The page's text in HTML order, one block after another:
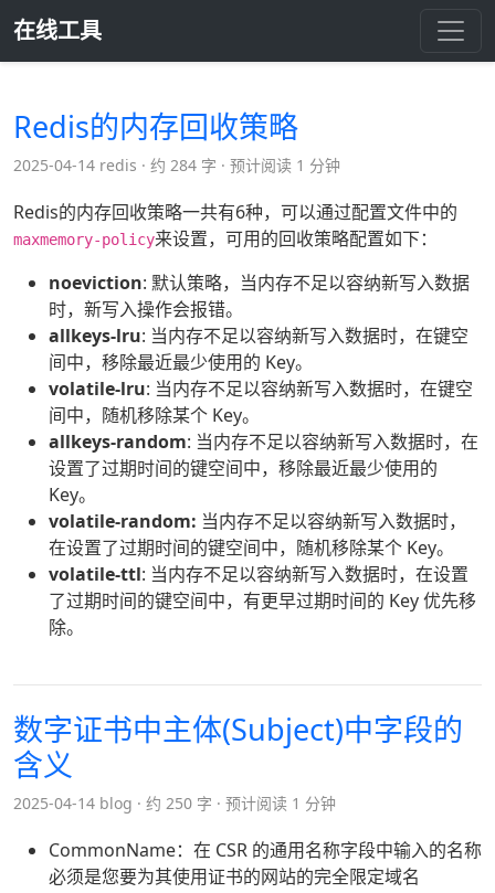
在线工具
Redis的内存回收策略
2025-04-14 redis 约 284 字 预计阅读 1 分钟
Redis的内存回收策略一共有6种，可以通过配置文件中的
maxmemory-policy来设置，可用的回收策略配置如下：
noeviction: 默认策略，当内存不足以容纳新写入数据
时，新写入操作会报错。
allkeys-lru: 当内存不足以容纳新写入数据时，在键空
间中，移除最近最少使用的 Key。
volatile-lru: 当内存不足以容纳新写入数据时，在键空
间中，随机移除某个 Key。
allkeys-random: 当内存不足以容纳新写入数据时，在
设置了过期时间的键空间中，移除最近最少使用的
Key。
volatile-random: 当内存不足以容纳新写入数据时，
在设置了过期时间的键空间中，随机移除某个 Key。
volatile-ttl: 当内存不足以容纳新写入数据时，在设置
了过期时间的键空间中，有更早过期时间的 Key 优先移
除。
数字证书中主体(Subject)中字段的
含义
2025-04-14 blog 约 250 字 预计阅读 1 分钟
CommonName：在 CSR 的通用名称字段中输入的名称
必须是您要为其使用证书的网站的完全限定域名